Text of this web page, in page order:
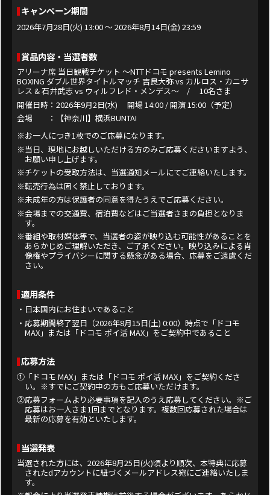
※ご応募はお一人さま1回までとなります。複数回応募された場合は最新の応募
を有効といたします。
③応募されたdアカウントと同一のdアカウントでLeminoにログインしたうえ
で対象コンテンツをご視聴ください。
当選された方には、2026年11月下旬頃にご応募時に入力いただいた住所宛てに
賞品を発送いたします。
メールなどでのご当選連絡は実施いたしません。あらかじめご了承ください。
【入力のご住所の不備】【長期ご不在】【転居による住所変更】などにより賞品
をお届けできない場合、当選が無効となる場合がございます。
※都合により賞品の発送時期は前後する場合がございます。あらかじめご了承く
ださい。
■注意事項（必ずお読みください）
１．応募者が本規約に違反していることが判明した場合、および公序良俗に反す
るとNTTドコモ（以下、当社）が判断した場合、本キャンペーンへの参加お
よび当選は無効となります。
２．本キャンペーンの応募は1回限り有効です。同一人物による複数回の応募が
ある場合、最新の応募内容を抽選の対象といたします。また、複数アカウント
を用いた不正応募が発覚した場合、本キャンペーンの応募・当選が無効となる
場合がございます。
３．本キャンペーンの応募条件を満たさなくなった場合、ご応募・当選が無効と
なる場合がございます。
４．本キャンペーンと当社が同時期に実施するほかのキャンペーンとの重複当選
ができない場合があります。また、応募受付状況や抽選結果に関するお問い合
わせにはお答えいたしかねますので、あらかじめご了承ください。
５．当選された賞品の交換および第三者への当選権の譲渡・販売は固く禁止いた
します。
６．賞品のお届けは日本国内のみに限ります。
ど、当社が適切と判断する方法により周知をすることにより、本規約の内容を
変更することができるものとします。本規約が変更された場合、変更日以降
は、当該変更後の規約が、すべての応募者と当社との間で適用されるものとし
ます。
①本規約の変更が、応募者の一般の利益に適合するとき。
②本規約の変更が、応募者が本キャンペーンに応募した目的に反せず、かつ、変
８．当社は、本キャンペーンの適切な運営を妨げる事由が生じた場合またはこれ
た場合、いつでも本キャンペーンを中止し、または延期することができるもの
といたします。
９．当社は、応募者が本キャンペーンに応募したこと、または当選したことに起
因する損害・不利益については責任を負いません。
10．ネットワーク環境の不具合やシステムメンテナンスなどによりキャンペーン
のご応募ができない場合であっても、当社は一切の責任を負いかねます。あら
11．応募者が本キャンペーンに応募するための費用（インターネット通信料な
ど）はすべて応募者の負担になります。
12．本キャンペーンに関し当社が損害賠償責任を負う場合であっても、その責任
の範囲は、当社に故意または重大な過失があるときを除き、通常生ずべき直接
かつ現実の損害（逸失利益を除きます）に限られるものとします。
13．応募者は、キャンペーンの運用について一切異議申立てを行わないものとし
キャンペーン期間
2026年7月28日(火) 13:00 ～ 2026年8月14日(金) 23:59
賞品内容・当選者数
アリーナ席 当日観戦チケット ～NTTドコモ presents Lemino
BOXING ダブル世界タイトルマッチ 吉良大弥 vs カルロス・カニサ
レス & 石井武志 vs ウィルフレド・メンデス～ / 10名さま
開催日時：2026年9月2日(水) 開場 14:00 / 開演 15:00（予定）
会場 ：【神奈川】横浜BUNTAI
※お一人につき1枚でのご応募になります。
※当日、現地にお越しいただける方のみご応募くださいますよう、
お願い申し上げます。
※チケットの受取方法は、当選通知メールにてご連絡いたします。
※転売行為は固く禁止しております。
※未成年の方は保護者の同意を得たうえでご応募ください。
※会場までの交通費、宿泊費などはご当選者さまの負担となりま
す。
※番組や取材媒体等で、当選者の姿が映り込む可能性があることを
あらかじめご理解いただき、ご了承ください。映り込みによる肖
像権やプライバシーに関する懸念がある場合、応募をご遠慮くだ
さい。
適用条件
・日本国内にお住まいであること
・応募期間終了翌日（2026年8月15日(土) 0:00）時点で「ドコモ
MAX」または「ドコモ ポイ活 MAX」をご契約中であること
応募方法
①「ドコモ MAX」または「ドコモ ポイ活 MAX」をご契約くださ
い。※すでにご契約中の方もご応募いただけます。
②応募フォームより必要事項を記入のうえ応募してください。※ご
応募はお一人さま1回までとなります。複数回応募された場合は
最新の応募を有効といたします。
当選発表
当選された方には、2026年8月25日(火)頃より順次、本特典に応募
されたdアカウントに紐づくメールアドレス宛にご連絡いたしま
す。